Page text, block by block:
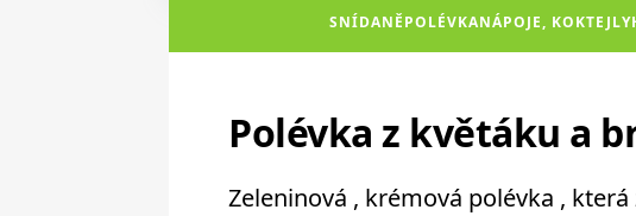
SNÍDANĚPOLÉVKANÁPOJE, KOKTEJLY
Polévka z květáku a
Zeleninová , krémová polévka ,